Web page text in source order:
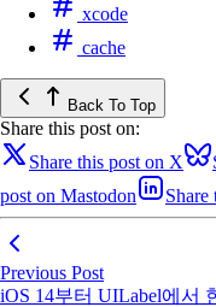
xcode
cache
Back To Top
Share this post on:
Share this post on X
post on Mastodon
Previous Post
iOS 14부터 UILabel에서